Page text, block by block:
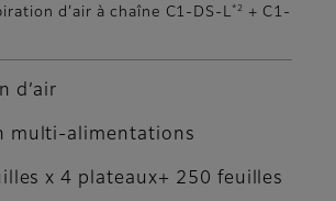
d’air à chaîne C1-DS-L *2
+ C1-
d’air
multi-alimentations
x 4 plateaux+ 250 feuilles